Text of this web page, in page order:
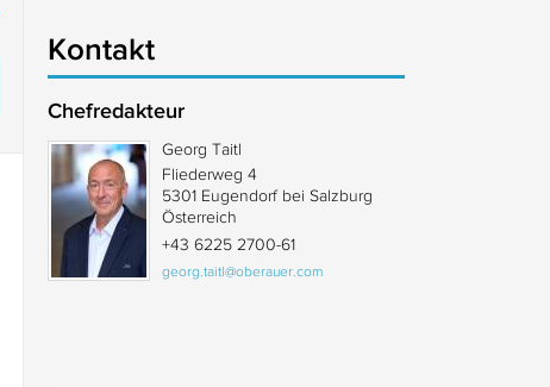
Kontakt
Chefredakteur
Georg Taitl
Fliederweg 4
5301 Eugendorf bei Salzburg
Österreich
+43 6225 2700-61
georg.taitl@oberauer.com